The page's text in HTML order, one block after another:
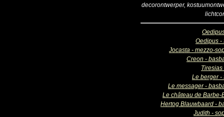
decorontwerper,
Oedipus -
Jocasta - mezzo-
Creon -
Tiresias
Le berger -
Le messager -
Le château de Barbe-
Hertog Blauwbaard -
Judith -